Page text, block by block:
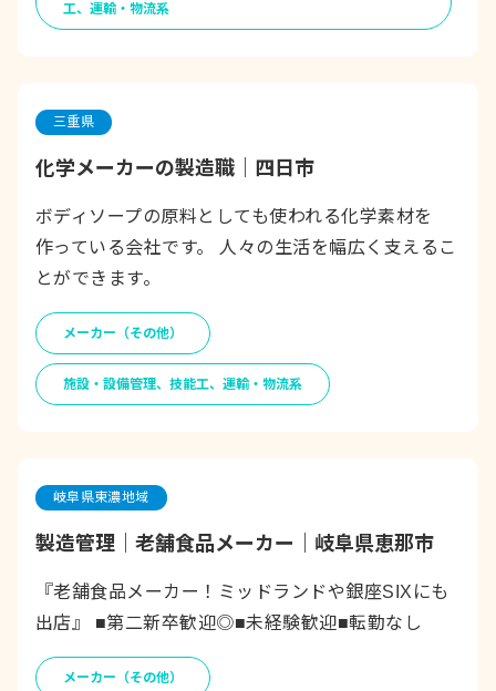
工、運輸・物流系
三重県
化学メーカーの製造職｜四日市
ボディソープの原料としても使われる化学素材を
作っている会社です。 人々の生活を幅広く支えるこ
とができます。
メーカー（その他）
施設・設備管理、技能工、運輸・物流系
岐阜県東濃地域
製造管理｜老舗食品メーカー｜岐阜県恵那市
『老舗食品メーカー！ミッドランドや銀座SIXにも
出店』 ■第二新卒歓迎◎■未経験歓迎■転勤なし
メーカー（その他）